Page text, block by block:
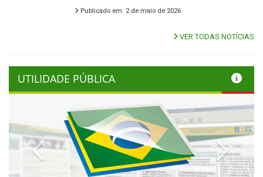
Publicado em: 2 de maio de 2026
VER TODAS NOTÍCIAS
UTILIDADE PÚBLICA
Previous Next